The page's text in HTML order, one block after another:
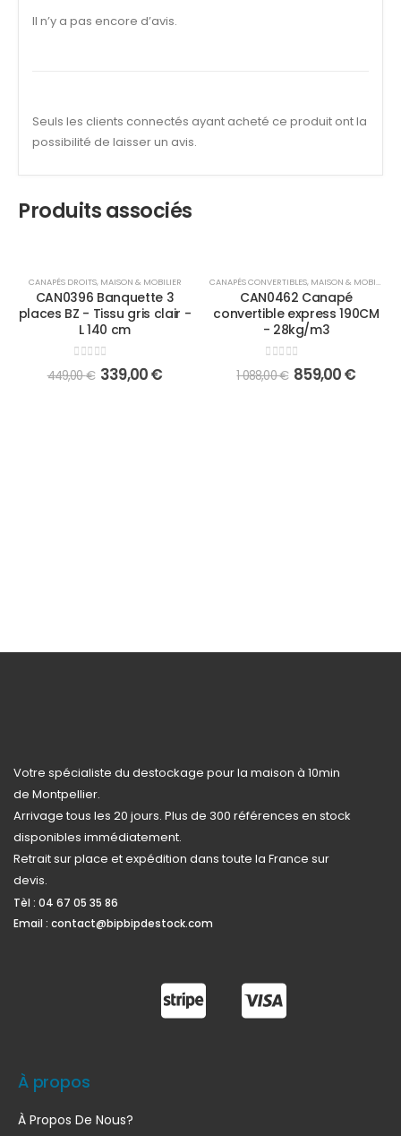
Il n’y a pas encore d’avis.
Seuls les clients connectés ayant acheté ce produit ont la
possibilité de laisser un avis.
Produits associés
CANAPÉS DROITS, MAISON & MOBILIER
CAN0396 Banquette 3
places BZ - Tissu gris clair -
L 140 cm
0out of 5
449,00€ 339,00€
CANAPÉS CONVERTIBLES, MAISON & MOBILIER
CAN0462 Canapé
convertible express 190CM
- 28kg/m3
0 out of 5
1 088,00€ 859,00€
Votre spécialiste du destockage pour la maison à 10min
de Montpellier.
Arrivage tous les 20 jours. Plus de 300 références en stock
disponibles immédiatement.
Retrait sur place et expédition dans toute la France sur
devis.
Tèl : 04 67 05 35 86
Email : contact@bipbipdestock.com
À propos
À Propos De Nous?